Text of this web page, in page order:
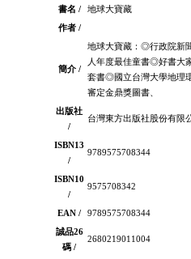
書名 /
地球大寶藏
作者 /
簡介 /
地球大寶藏：◎行政院新
人年度最佳童書◎好書大
套書◎國立台灣大學地理
審定金鼎獎圖書、
出版社
/
台灣東方出版社股份有限
ISBN13
/
9789575708344
ISBN10
/
9575708342
EAN /
9789575708344
誠品26
碼 /
2680219011004